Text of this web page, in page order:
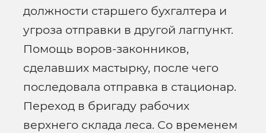
должности старшего бухгалтера и
угроза отправки в другой лагпункт.
Помощь воров-законников,
сделавших мастырку, после чего
последовала отправка в стационар.
Переход в бригаду рабочих
верхнего склада леса. Со временем